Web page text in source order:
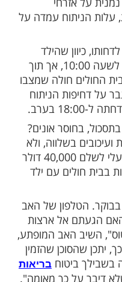
התחברו לכל
כאן >>>​
בגיליון
האחרונה, יחד
נזקק לביטוח
על אזרחי
הניתוח עמדה על
שהילד
התפתל בייסורים. הניתוח נקבע לשעה 10:00, אך תוך
חולה שמצבו
הניתוח